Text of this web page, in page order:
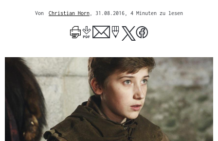
Von
Christian Horn
zum
Author
, 31.08.2016 , 4 Minuten zu lesen